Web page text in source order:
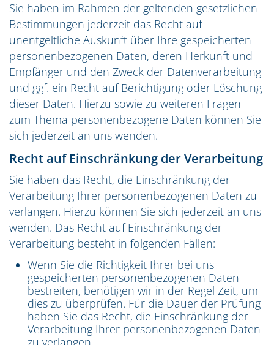
Sie haben im Rahmen der geltenden gesetzlichen
Bestimmungen jederzeit das Recht auf
unentgeltliche Auskunft über Ihre gespeicherten
personenbezogenen Daten, deren Herkunft und
Empfänger und den Zweck der Datenverarbeitung
und ggf. ein Recht auf Berichtigung oder Löschung
dieser Daten. Hierzu sowie zu weiteren Fragen
zum Thema personenbezogene Daten können Sie
sich jederzeit an uns wenden.
Recht auf Einschränkung der Verarbeitung
Sie haben das Recht, die Einschränkung der
Verarbeitung Ihrer personenbezogenen Daten zu
verlangen. Hierzu können Sie sich jederzeit an uns
wenden. Das Recht auf Einschränkung der
Verarbeitung besteht in folgenden Fällen:
Wenn Sie die Richtigkeit Ihrer bei uns
gespeicherten personenbezogenen Daten
bestreiten, benötigen wir in der Regel Zeit, um
dies zu überprüfen. Für die Dauer der Prüfung
haben Sie das Recht, die Einschränkung der
Verarbeitung Ihrer personenbezogenen Daten
zu verlangen.